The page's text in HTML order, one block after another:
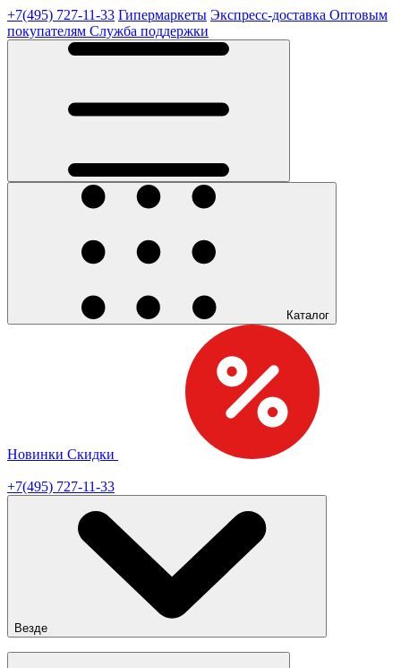
+7(495) 727-11-33 Гипермаркеты Экспресс-доставка Оптовым
покупателям Служба поддержки
Каталог
Новинки Скидки
+7(495) 727-11-33
Везде